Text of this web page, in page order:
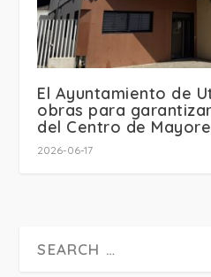
El Ayuntamiento de
obras para
del Centro de
2026-06-17